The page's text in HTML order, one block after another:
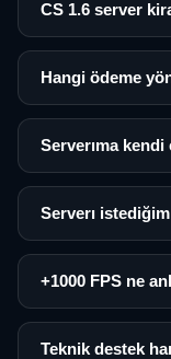
CS 1.6 server
Hangi ödeme
Serverıma
Serverı
+1000 FPS ne
Teknik destek